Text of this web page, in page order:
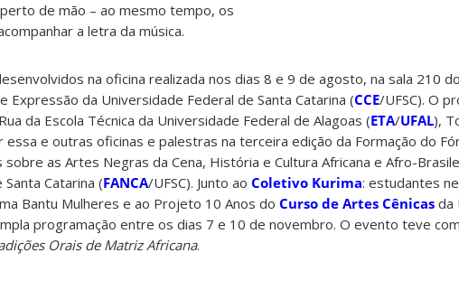
de mão – ao mesmo tempo, os
a letra da música.
na oficina realizada nos dias 8 e 9 de agosto, na sala 210
Expressão da Universidade Federal de Santa Catarina (CCE/UFSC). O
da Escola Técnica da Universidade Federal de Alagoas (ETA/UFAL),
essa e outras oficinas e palestras na terceira edição da Formação do
as Artes Negras da Cena, História e Cultura Africana e Afro-
Catarina (FANCA/UFSC). Junto ao Coletivo Kurima: estudantes
Bantu Mulheres e ao Projeto 10 Anos do Curso de Artes Cênicas da
programação entre os dias 7 e 10 de novembro. O evento teve
Orais de Matriz Africana.